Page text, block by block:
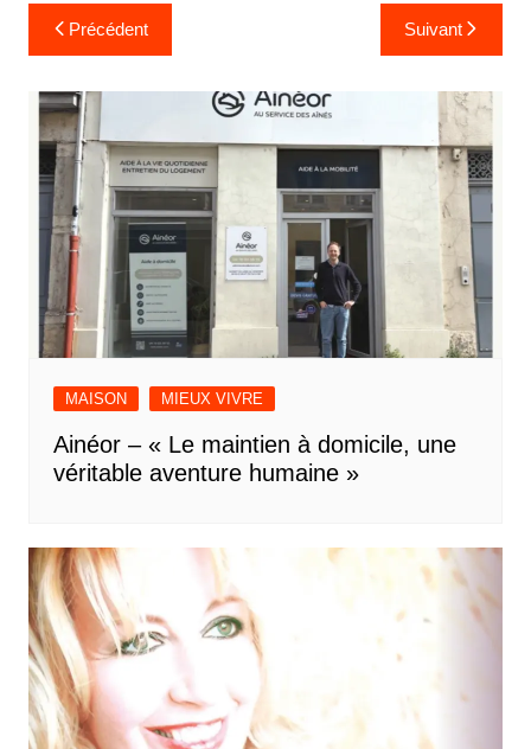
Navigation
de
l’article
Précédent Suivant
MAISON MIEUX VIVRE
Ainéor – « Le maintien à domicile, une
véritable aventure humaine »